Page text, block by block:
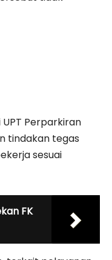
Perparkiran
tindakan tegas
sesuai
FK